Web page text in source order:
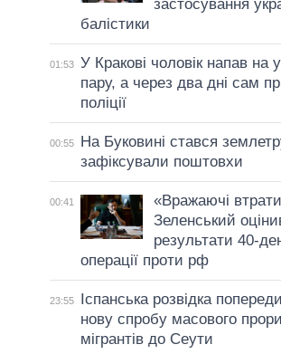
застосування
балістики
01:53 У Кракові чоловік напав на
пару, а через два дні сам
поліції
00:55
На Буковині стався
зафіксували поштовхи
00:41
«Вражаючі
Зеленський
результати 40-
операції проти рф
23:55
Іспанська розвідка
нову спробу масового
мігрантів до Сеути